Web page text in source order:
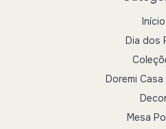
Início
Dia dos
Doremi
Mesa